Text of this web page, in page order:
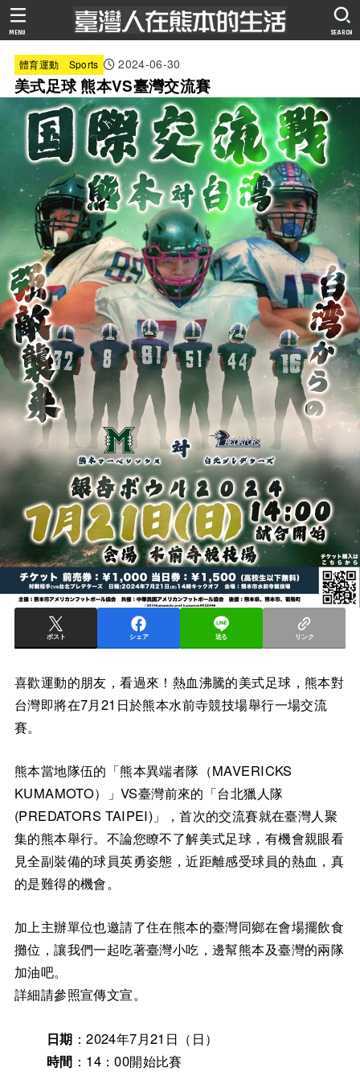
SEARCH
MENU
體育運動 Sports 2024-06-30
美式足球 熊本VS臺灣交流賽
ポスト シェア 送る リンク
喜歡運動的朋友，看過來！熱血沸騰的美式足球，熊本對
台灣即將在7月21日於熊本水前寺競技場舉行一場交流
賽。
熊本當地隊伍的「熊本異端者隊（MAVERICKS
KUMAMOTO）」VS臺灣前來的「台北獵人隊
(PREDATORS TAIPEI)」，首次的交流賽就在臺灣人聚
集的熊本舉行。不論您瞭不了解美式足球，有機會親眼看
見全副裝備的球員英勇姿態，近距離感受球員的熱血，真
的是難得的機會。
加上主辦單位也邀請了住在熊本的臺灣同鄉在會場擺飲食
攤位，讓我們一起吃著臺灣小吃，邊幫熊本及臺灣的兩隊
加油吧。
詳細請參照宣傳文宣。
日期 ：2024年7月21日（日）
時間 ：14：00開始比賽